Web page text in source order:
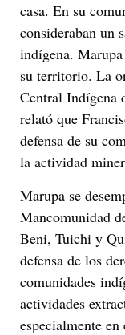
casa. En su
consideraban un
indígena.
su territorio. La
Central Indígena
relató que
defensa de su
la actividad
Marupa se
Mancomunidad
Beni, Tuichi y
defensa de los
comunidades
actividades
especialmente